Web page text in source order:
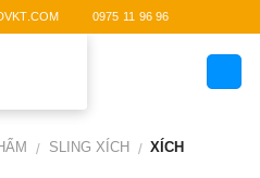
0975 11 96 96
/ SLING XÍCH / XÍCH